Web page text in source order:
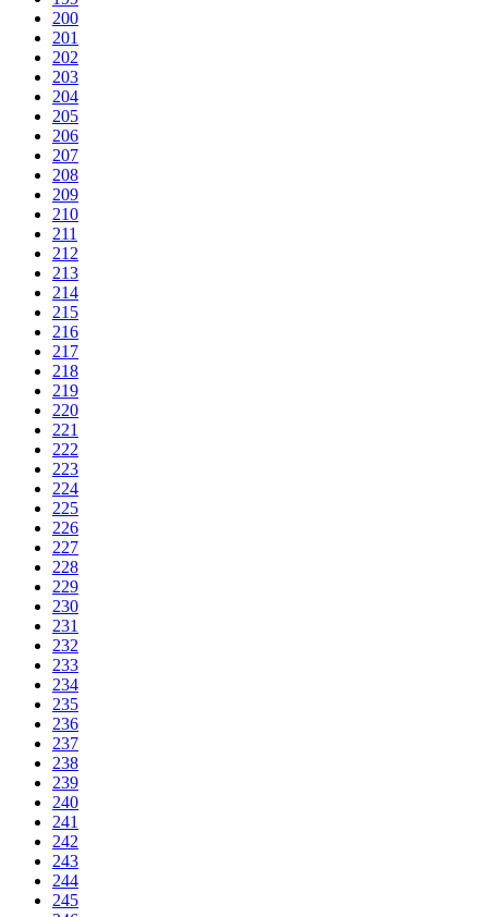
200
201
202
203
204
205
206
207
208
209
210
211
212
213
214
215
216
217
218
219
220
221
222
223
224
225
226
227
228
229
230
231
232
233
234
235
236
237
238
239
240
241
242
243
244
245